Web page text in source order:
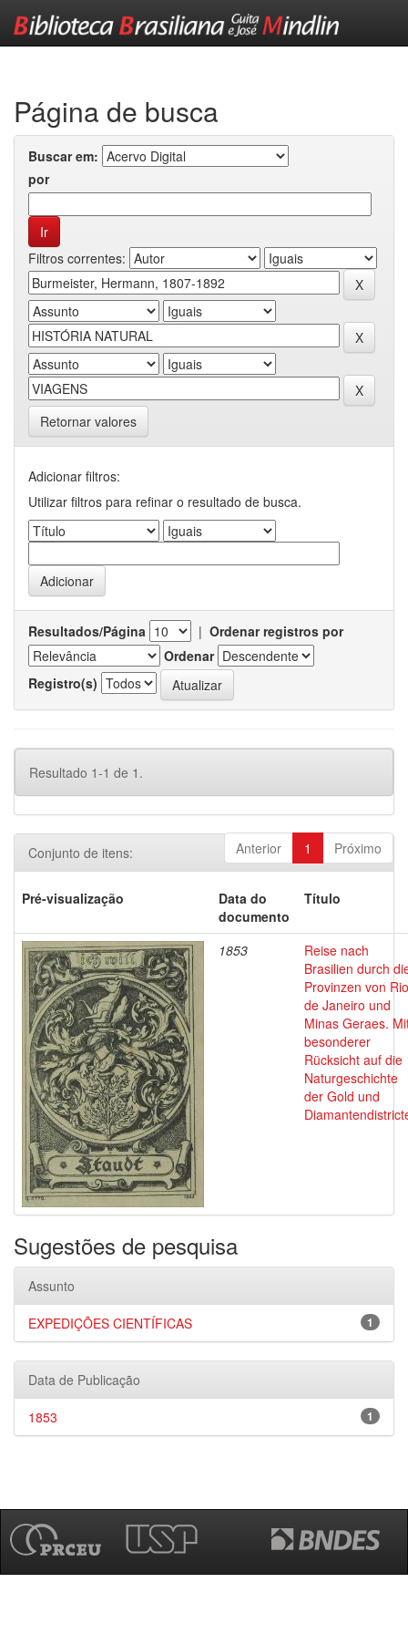
Página de busca
Buscar em:
por
Filtros correntes:
Retornar valores
Adicionar filtros:
Utilizar filtros para refinar o resultado de busca.
Resultados/Página | Ordenar registros por
Ordenar
Registro(s)
Resultado 1-1 de 1.
Anterior 1 Próximo
Conjunto de itens:
Pré-visualização
Data do
documento
Título
1853
Reise nach
Brasilien durch
Provinzen von Rio
de Janeiro und
Minas Geraes.
besonderer
Rücksicht auf die
Naturgeschichte
der Gold und
Sugestões de pesquisa
Assunto
1
EXPEDIÇÕES CIENTÍFICAS
Data de Publicação
1
1853